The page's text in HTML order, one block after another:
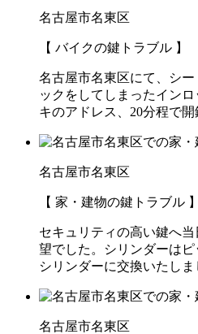
名古屋市名東区
【 バイクの鍵トラブル 】
名古屋市名東区にて、シ
ックをしてしまったイン
キのアドレス、20分程で開
名古屋市名東区
【 家・建物の鍵トラブル 】
セキュリティの高い鍵へ
望でした。シリンダーは
シリンダーに交換いたしま
名古屋市名東区